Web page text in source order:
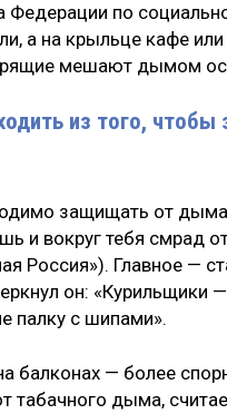
Федерации по
а на крыльце кафе
мешают дымом
из того,
защищать от дыма
и вокруг тебя смрад
Россия»). Главное —
он:
палку с шипами».
балконах — более
табачного дыма,